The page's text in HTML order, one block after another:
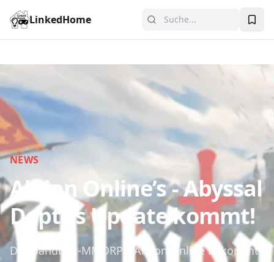
LinkedHome
NEWS
Albion Online’s - Abyssal
Depths Update kommt!
Das Sandbox-MMORPG Albion Online bekommt